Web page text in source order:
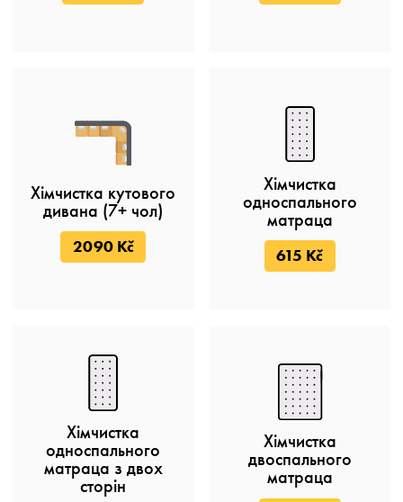
Хімчистка кутового
дивана (7+ чол)
2090 Kč
Хімчистка
односпального
матраца
615 Kč
Хімчистка
односпального
матраца з двох
сторін
Хімчистка
двоспального
матраца